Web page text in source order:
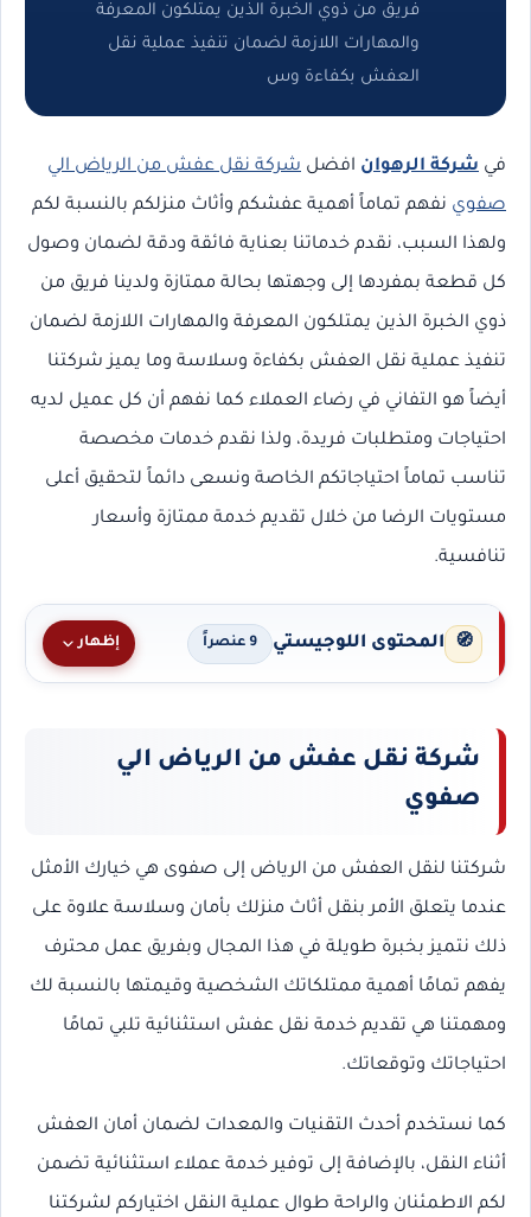
فريق من ذوي الخبرة الذين يمتلكون المعرفة
والمهارات اللازمة لضمان تنفيذ عملية نقل
العفش بكفاءة وس
في شركة الرهوان افضل شركة نقل عفش من الرياض الي
صفوي نفهم تماماً أهمية عفشكم وأثاث منزلكم بالنسبة لكم
ولهذا السبب، نقدم خدماتنا بعناية فائقة ودقة لضمان وصول
كل قطعة بمفردها إلى وجهتها بحالة ممتازة ولدينا فريق من
ذوي الخبرة الذين يمتلكون المعرفة والمهارات اللازمة لضمان
تنفيذ عملية نقل العفش بكفاءة وسلاسة وما يميز شركتنا
أيضاً هو التفاني في رضاء العملاء كما نفهم أن كل عميل لديه
احتياجات ومتطلبات فريدة، ولذا نقدم خدمات مخصصة
تناسب تماماً احتياجاتكم الخاصة ونسعى دائماً لتحقيق أعلى
مستويات الرضا من خلال تقديم خدمة ممتازة وأسعار
تنافسية.
🧭 المحتوى اللوجيستي 9 عنصراً إظهار
شركة نقل عفش من الرياض الي
صفوي
شركتنا لنقل العفش من الرياض إلى صفوى هي خيارك الأمثل
عندما يتعلق الأمر بنقل أثاث منزلك بأمان وسلاسة علاوة على
ذلك نتميز بخبرة طويلة في هذا المجال وبفريق عمل محترف
يفهم تمامًا أهمية ممتلكاتك الشخصية وقيمتها بالنسبة لك
ومهمتنا هي تقديم خدمة نقل عفش استثنائية تلبي تمامًا
احتياجاتك وتوقعاتك.
كما نستخدم أحدث التقنيات والمعدات لضمان أمان العفش
أثناء النقل، بالإضافة إلى توفير خدمة عملاء استثنائية تضمن
لكم الاطمئنان والراحة طوال عملية النقل اختياركم لشركتنا